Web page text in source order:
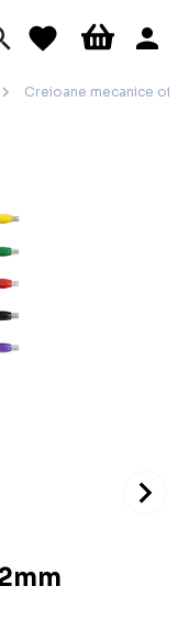
Creioane mecanice